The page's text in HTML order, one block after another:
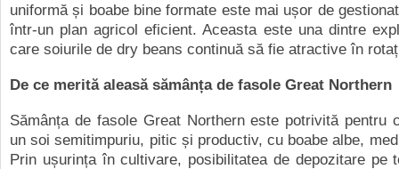
uniformă și boabe bine formate este mai ușor de
într-un plan agricol eficient. Aceasta este una dintre
care soiurile de dry beans continuă să fie atractive în
De ce merită aleasă sămânța de fasole Great Northern
Sămânța de fasole Great Northern este potrivită pentru
un soi semitimpuriu, pitic și productiv, cu boabe albe,
Prin ușurința în cultivare, posibilitatea de depozitare pe